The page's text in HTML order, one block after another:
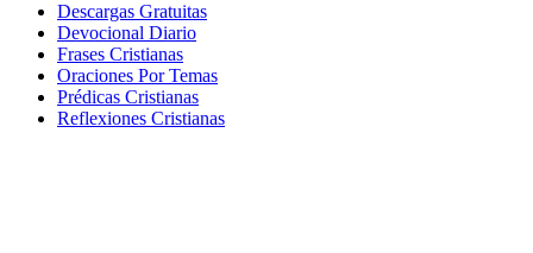
Descargas Gratuitas
Devocional Diario
Frases Cristianas
Oraciones Por Temas
Prédicas Cristianas
Reflexiones Cristianas